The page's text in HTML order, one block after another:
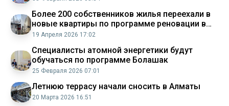
Более 200 собственников жилья переехали в
новые квартиры по программе реновации в
Алматы
19 Апреля 2026 17:02
Специалисты атомной энергетики будут
обучаться по программе Болашак
25 Февраля 2026 07:01
Летнюю террасу начали сносить в Алматы
20 Марта 2026 16:51